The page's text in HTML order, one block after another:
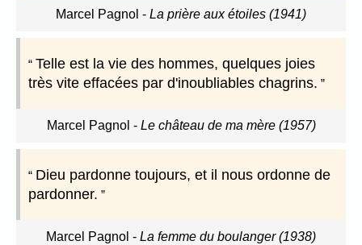
Marcel Pagnol - La prière aux étoiles (1941)
Telle est la vie des hommes, quelques joies
très vite effacées par d'inoubliables chagrins.
Marcel Pagnol - Le château de ma mère (1957)
Dieu pardonne toujours, et il nous ordonne de
pardonner.
Marcel Pagnol - La femme du boulanger (1938)